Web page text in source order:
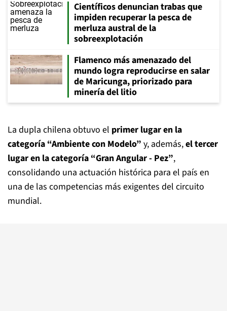
Científicos denuncian trabas que
impiden recuperar la pesca de
merluza austral de la
sobreexplotación
Flamenco más amenazado del
mundo logra reproducirse en salar
de Maricunga, priorizado para
minería del litio
La dupla chilena obtuvo el primer lugar en la
categoría “Ambiente con Modelo” y, además,el tercer
lugar en la categoría “Gran Angular - Pez”,
consolidando una actuación histórica para el país en
una de las competencias más exigentes del circuito
mundial.